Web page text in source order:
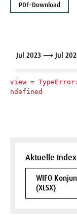
PDF-Download
Jul 2023 ⟶ Jul
view =
ndefined
Aktuelle
WIFO
(XLSX)